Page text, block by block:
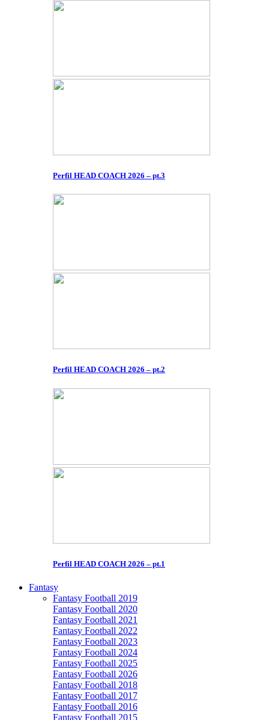
Perfil HEAD COACH 2026 – pt.3
Perfil HEAD COACH 2026 – pt.2
Perfil HEAD COACH 2026 – pt.1
Fantasy
Fantasy Football 2019
Fantasy Football 2020
Fantasy Football 2021
Fantasy Football 2022
Fantasy Football 2023
Fantasy Football 2024
Fantasy Football 2025
Fantasy Football 2026
Fantasy Football 2018
Fantasy Football 2017
Fantasy Football 2016
Fantasy Football 2015